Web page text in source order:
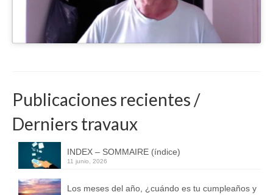
Publicaciones recientes /
Derniers travaux
INDEX – SOMMAIRE (índice)
11 junio, 2026
Los meses del año, ¿cuándo es tu cumpleaños y